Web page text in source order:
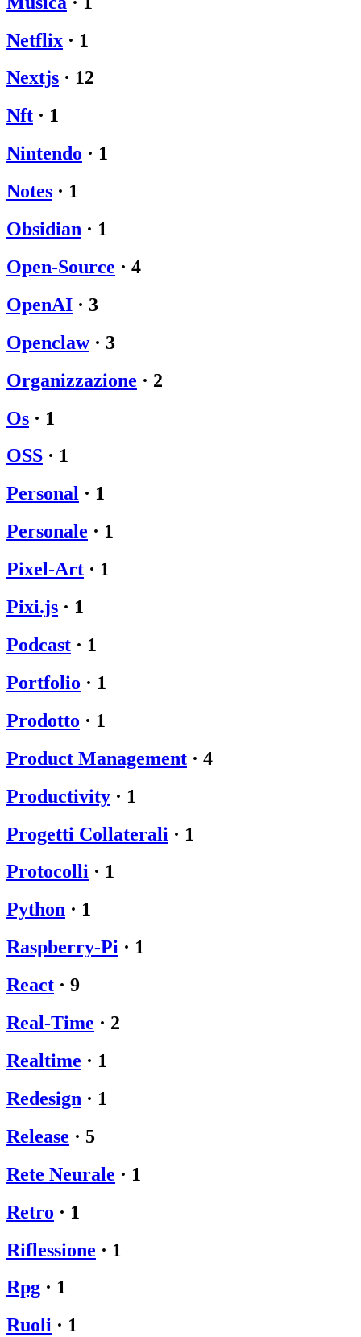
Netflix · 1
Nextjs · 12
Nft · 1
Nintendo · 1
Notes · 1
Obsidian · 1
Open-Source · 4
OpenAI · 3
Openclaw · 3
Organizzazione · 2
Os · 1
OSS · 1
Personal · 1
Personale · 1
Pixel-Art · 1
Pixi.js · 1
Podcast · 1
Portfolio · 1
Prodotto · 1
Product Management · 4
Productivity · 1
Progetti Collaterali · 1
Protocolli · 1
Python · 1
Raspberry-Pi · 1
React · 9
Real-Time · 2
Realtime · 1
Redesign · 1
Release · 5
Rete Neurale · 1
Retro · 1
Riflessione · 1
Rpg · 1
Ruoli · 1